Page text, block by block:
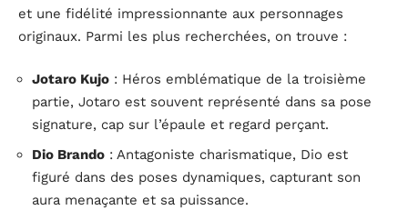
et une fidélité impressionnante aux personnages
originaux. Parmi les plus recherchées, on trouve :
Jotaro Kujo : Héros emblématique de la troisième
partie, Jotaro est souvent représenté dans sa pose
signature, cap sur l’épaule et regard perçant.
Dio Brando : Antagoniste charismatique, Dio est
figuré dans des poses dynamiques, capturant son
aura menaçante et sa puissance.